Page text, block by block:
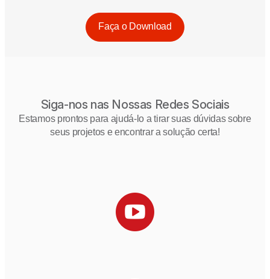
Faça o Download
Siga-nos nas Nossas Redes Sociais
Estamos prontos para ajudá-lo a tirar suas dúvidas sobre
seus projetos e encontrar a solução certa!